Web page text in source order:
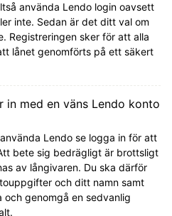
använda Lendo login oavsett
inte. Sedan är det ditt val om
Registreringen sker för att alla
lånet genomförts på ett säkert
med en väns Lendo konto
Lendo se logga in för att
bete sig bedrägligt är brottsligt
av långivaren. Du ska därför
och ditt namn samt
och genomgå en sedvanlig